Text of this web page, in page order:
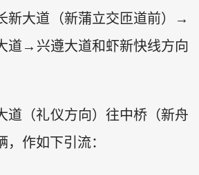
新大道（新蒲立交匝道前）→
道→兴遵大道和虾新快线方向
道（礼仪方向）往中桥（新舟
作如下引流：